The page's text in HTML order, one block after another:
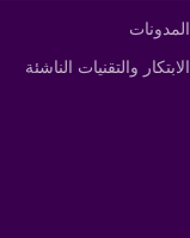
المدونات
الابتكار والتقنيات الناشئة